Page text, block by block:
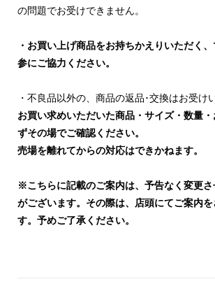
の問題でお受けできません。
・お買い上げ商品をお持ちかえりいただく
参にご協力ください。
・不良品以外の、商品の返品･交換はお受け
お買い求めいただいた商品・サイズ・数量
ずその場でご確認ください。
売場を離れてからの対応はできかねます。
※こちらに記載のご案内は、予告なく変更
がございます。 その際は、店頭にてご案内
す。予めご了承ください。